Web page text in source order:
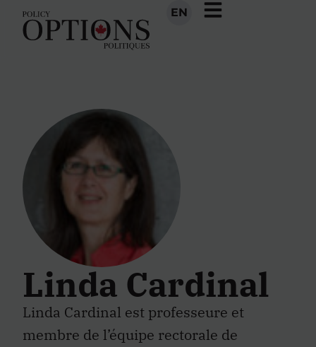
EN
Linda Cardinal
Linda Cardinal est professeure et
membre de l’équipe rectorale de